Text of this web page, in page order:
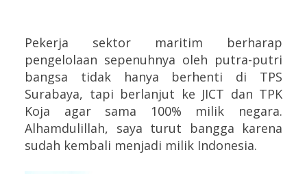
Pekerja sektor maritim berharap
pengelolaan sepenuhnya oleh putra-putri
bangsa tidak hanya berhenti di TPS
Surabaya, tapi berlanjut ke JICT dan TPK
Koja agar sama 100% milik negara.
Alhamdulillah, saya turut bangga karena
sudah kembali menjadi milik Indonesia.